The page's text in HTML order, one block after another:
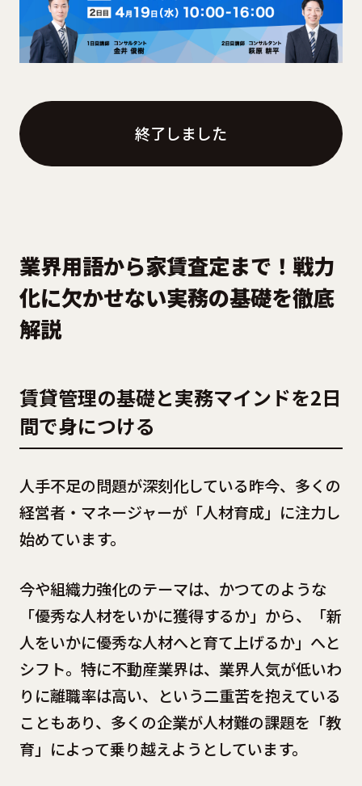
終了しました
業界用語から家賃査定まで！戦力
化に欠かせない実務の基礎を徹底
解説
賃貸管理の基礎と実務マインドを2日
間で身につける
人手不足の問題が深刻化している昨今、多くの
経営者・マネージャーが「人材育成」に注力し
始めています。
今や組織力強化のテーマは、かつてのような
「優秀な人材をいかに獲得するか」から、「新
人をいかに優秀な人材へと育て上げるか」へと
シフト。特に不動産業界は、業界人気が低いわ
りに離職率は高い、という二重苦を抱えている
こともあり、多くの企業が人材難の課題を「教
育」によって乗り越えようとしています。